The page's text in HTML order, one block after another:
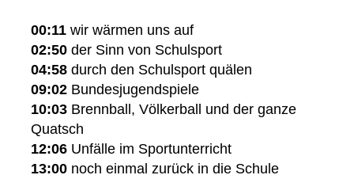
00:11 wir wärmen uns auf
02:50 der Sinn von Schulsport
04:58 durch den Schulsport quälen
09:02 Bundesjugendspiele
10:03 Brennball, Völkerball und der ganze
Quatsch
12:06 Unfälle im Sportunterricht
13:00 noch einmal zurück in die Schule